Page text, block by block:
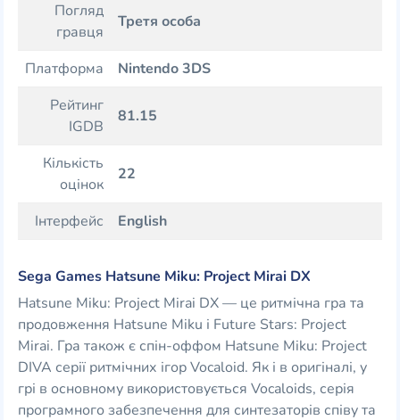
Погляд
гравця
Третя особа
Платформа
Nintendo 3DS
Рейтинг
IGDB
81.15
Кількість
оцінок
22
Інтерфейс English
Sega Games Hatsune Miku: Project Mirai DX
Hatsune Miku: Project Mirai DX — це ритмічна гра та
продовження Hatsune Miku і Future Stars: Project
Mirai. Гра також є спін-оффом Hatsune Miku: Project
DIVA серії ритмічних ігор Vocaloid. Як і в оригіналі, у
грі в основному використовується Vocaloids, серія
програмного забезпечення для синтезаторів співу та